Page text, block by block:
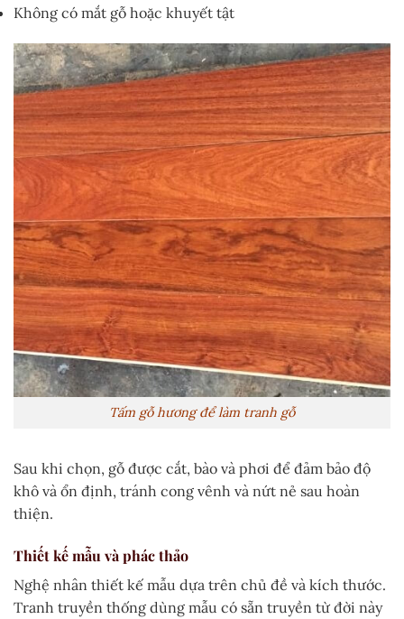
Không có mắt gỗ hoặc khuyết tật
Tấm gỗ hương để làm tranh gỗ
Sau khi chọn, gỗ được cắt, bào và phơi để đảm bảo độ
khô và ổn định, tránh cong vênh và nứt nẻ sau hoàn
thiện.
Thiết kế mẫu và phác thảo
Nghệ nhân thiết kế mẫu dựa trên chủ đề và kích thước.
Tranh truyền thống dùng mẫu có sẵn truyền từ đời này